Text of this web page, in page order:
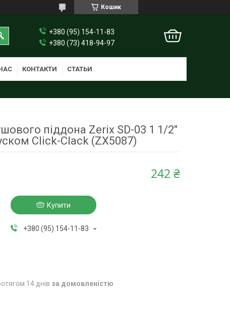
Кошик
+380 (95) 154-11-83
+380 (73) 418-94-97
КОНТАКТИ СТАТЬИ
піддона Zerix SD-03 1 1/2"
Click-Сlack (ZX5087)
242 ₴
Купити
+380 (95) 154-11-83
14 днів за домовленістю